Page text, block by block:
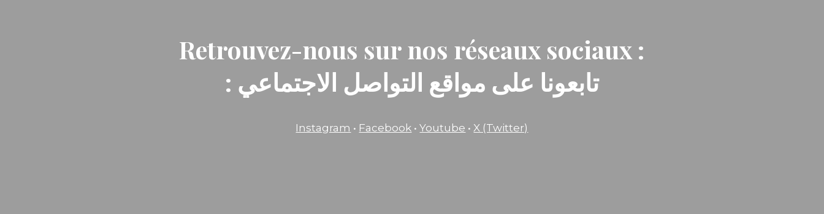
Retrouvez-nous sur nos réseaux sociaux :
: تابعونا على مواقع التواصل الاجتماعي
Instagram • Facebook •Youtube • X (Twitter)